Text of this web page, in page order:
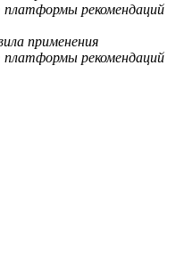
платформы рекомендаций
применения
платформы рекомендаций